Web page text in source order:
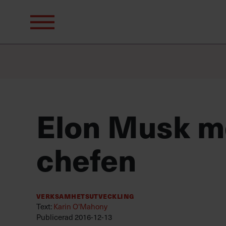
efter:
Elon Musk
chefen
Verksamhetsutveckling
Text:Karin O'Mahony
Publicerad 2016-12-13